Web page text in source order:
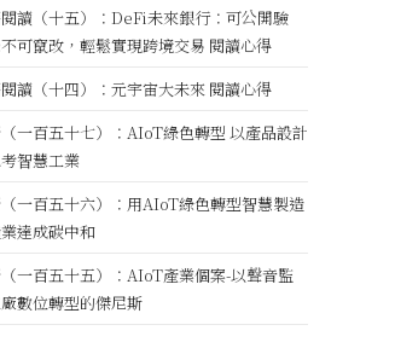
讀（十五）：DeFi未來銀行：可公開驗
可竄改，輕鬆實現跨境交易 閱讀心得
讀（十四）：元宇宙大未來 閱讀心得
一百五十七）：AIoT綠色轉型 以產品設計
智慧工業
一百五十六）：用AIoT綠色轉型智慧製造
達成碳中和
一百五十五）：AIoT產業個案-以聲音監
數位轉型的傑尼斯